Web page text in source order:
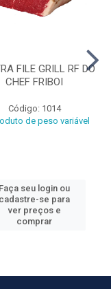
FILE GRILL RF DO
CHEF FRIBOI
Código: 1014
de peso variável
Faça seu login ou
cadastre-se para
ver preços e
comprar